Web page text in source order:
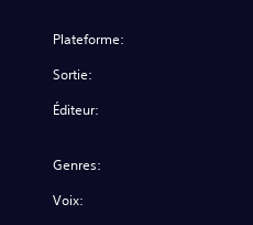
Plateforme:
Sortie:
Éditeur:
Genres:
Voix: